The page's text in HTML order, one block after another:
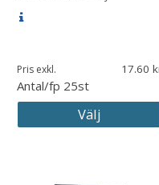
Pris exkl. 17.60
Antal/fp 25st
Välj